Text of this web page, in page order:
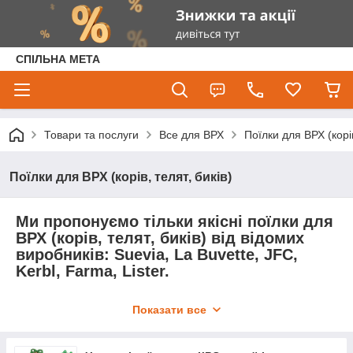
СПІЛЬНА МЕТА
Товари та послуги Все для ВРХ Поїлки для ВРХ
Поїлки для ВРХ (корів, телят, биків)
Ми пропонуємо тільки якісні поїлки для
ВРХ (корів, телят, биків) від відомих
виробників: Suevia, La Buvette, JFC,
Kerbl, Farma, Lister.
автоматичні чашкові поїлки, поїлки
Показати все